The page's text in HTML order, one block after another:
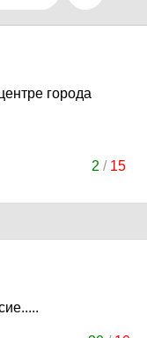
города
2 / 15